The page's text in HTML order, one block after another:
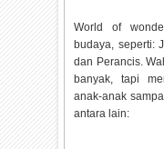
World of
budaya, seperti:
dan Perancis.
banyak, tapi
anak-anak
antara lain: